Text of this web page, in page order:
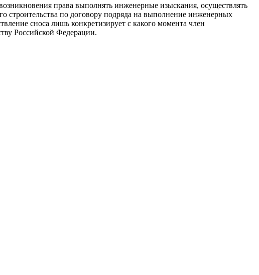
права выполнять инженерные изыскания, осуществлять
строительства по договору подряда на выполнение инженерных
сноса лишь конкретизирует с какого момента член
Российской Федерации.